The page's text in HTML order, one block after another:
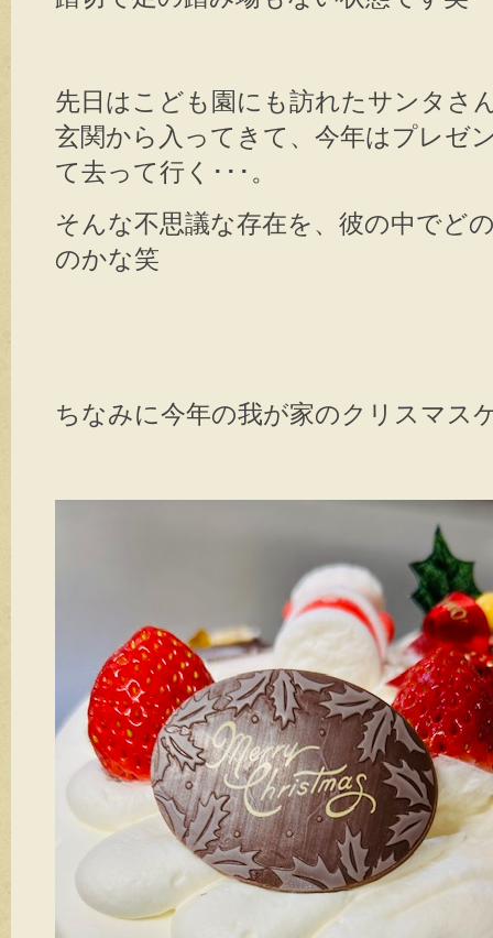
先日はこども園にも訪れたサンタさ
玄関から入ってきて、今年はプレゼ
て去って行く･･･。
そんな不思議な存在を、彼の中でど
のかな笑
ちなみに今年の我が家のクリスマス